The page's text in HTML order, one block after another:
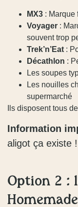
MX3 : Marque
Voyager :
souvent trop
Trek’n’Eat :
Décathlon :
Les soupes
Les nouilles
supermarché
Ils disposent tous
Information
aligot ça existe !
Option 2 :
Homemade